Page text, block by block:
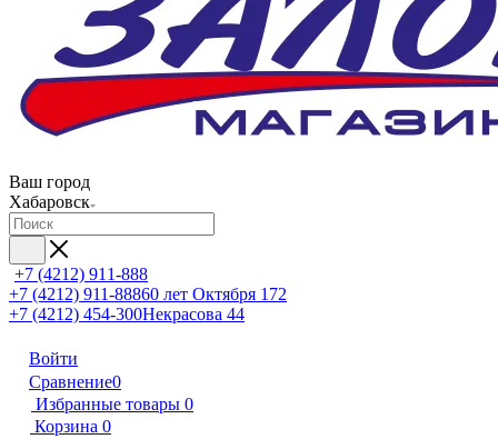
Ваш город
Хабаровск
+7 (4212) 911-888
+7 (4212) 911-88860 лет Октября 172
+7 (4212) 454-300Некрасова 44
Войти
Сравнение0
Избранные товары 0
Корзина 0